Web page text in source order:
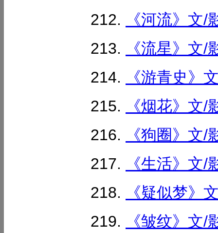
《河流》文
《流星》文
《游青史》
《烟花》文
《狗圈》文
《生活》文
《疑似梦》
《皱纹》文